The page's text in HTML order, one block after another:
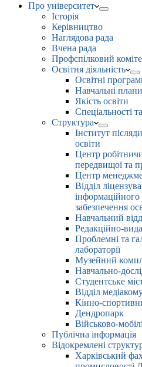
Про університет
Історія
Керівництво
Наглядова рада
Вчена рада
Профспілковий
Освітня діяльність
Освітні
Навчальні плани
Якість освіти
Спеціальності
Структура
Інститут
освіти
Центр
передвищої та
Центр
Відділ
інформаційного
забезпечення
Навчальний
Редакційно-
Проблемні та
лабораторії
Музейний
Навчально-
Студентське
Відділ
Кінно-
Дендропарк
Військово-
Публічна інформація
Відокремлені
Харківський